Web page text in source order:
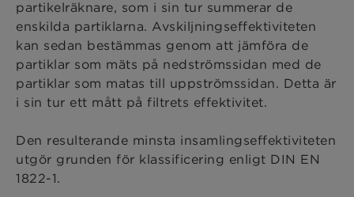
partikelräknare, som i sin tur summerar de
enskilda partiklarna. Avskiljningseffektiviteten
kan sedan bestämmas genom att jämföra de
partiklar som mäts på nedströmssidan med de
partiklar som matas till uppströmssidan. Detta är
i sin tur ett mått på filtrets effektivitet.
Den resulterande minsta insamlingseffektiviteten
utgör grunden för klassificering enligt DIN EN
1822-1.